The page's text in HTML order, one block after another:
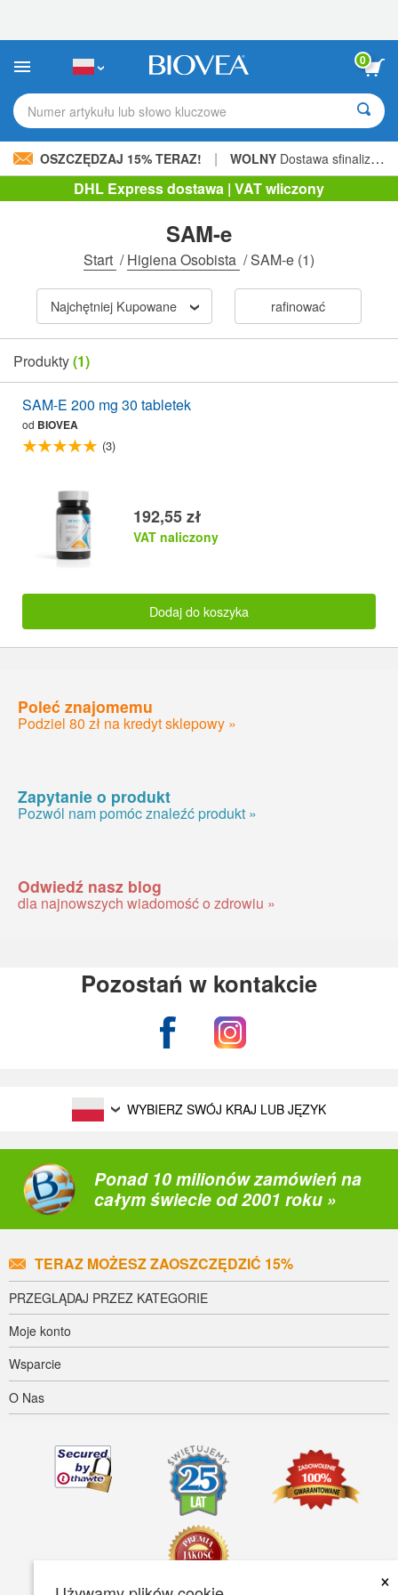
strona
internetowa
zawiera
ułatwień
dostępu.
0
Numer artykułu lub słowo kluczowe
OSZCZĘDZAJ 15% TERAZ! | WOLNY Dostawa sfinalizowana 206,00 zł »
DHL Express dostawa | VAT wliczony
×
SAM-e
Start /Higiena Osobista /SAM-e (1)
Najchętniej Kupowane rafinować
Produkty(1)
SAM-E 200 mg 30 tabletek
od BIOVEA
(3)
192,55 zł
VAT naliczony
Dodaj do koszyka
Poleć znajomemu
Podziel 80 zł na kredyt sklepowy »
Zapytanie o produkt
Pozwól nam pomóc znaleźć produkt »
Odwiedź nasz blog
dla najnowszych wiadomość o zdrowiu »
Pozostań w kontakcie
WYBIERZ SWÓJ KRAJ LUB JĘZYK
Ponad 10 milionów zamówień na
całym świecie od 2001 roku »
TERAZ MOŻESZ ZAOSZCZĘDZIĆ 15%
PRZEGLĄDAJ PRZEZ KATEGORIE
Moje konto
Wsparcie
O Nas